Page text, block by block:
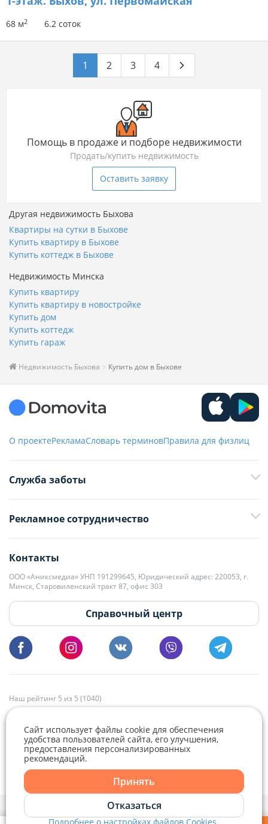
Telegram
68 м2 6.2 соток
1 2 3 4
Помощь в продаже и подборе недвижимости
Продать/купить недвижимость
Оставить заявку
Другая недвижимость Быхова
Квартиры на сутки в Быхове
Купить квартиру в Быхове
Купить коттедж в Быхове
Недвижимость Минска
Купить квартиру
Купить квартиру в новостройке
Купить дом
Купить коттедж
Купить гараж
Недвижимость Быхова Купить дом в Быхове
О проектеРекламаСловарь терминовПравила для физлиц
Служба заботы
+375 33 376-13-70
editor@domovita.by
Мы принимаем звонки и отвечаем на письма в будние дни с 9:00 до
18:00.
Рекламное сотрудничество
kb@domovita.by
+375 29 179-11-28 Владислав Гладченко
vg@domovita.by
Пишите и звоните нам в будние дни с 8:00 до 20:00.
Контакты
ООО «Аниксмедиа» УНП 191299645, Юридический адрес: 220053, г.
Минск, Старовиленский тракт 87, офис 303
Справочный центр
Наш рейтинг 5 из 5 (1040)
Политика конфиденциальности,
Политика обработки файлов cookieиВыбор настроек Cookie
Сайт использует файлы cookie для обеспечения
удобства пользователей сайта, его улучшения,
предоставления персонализированных
рекомендаций.
Принять
Отказаться